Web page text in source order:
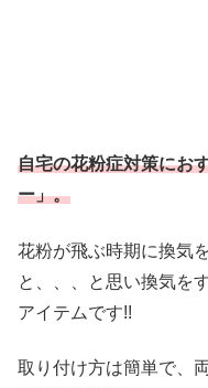
自宅の花粉症対策にお
ー」。
花粉が飛ぶ時期に換気
と、、、と思い換気を
アイテムです!!
取り付け方は簡単で、